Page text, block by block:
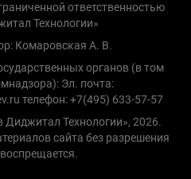
ответственностью
Технологии»
Комаровская А. В.
органов (в том
Эл. почта:
телефон: +7(495) 633-57-57
Технологии», 2026.
сайта без разрешения